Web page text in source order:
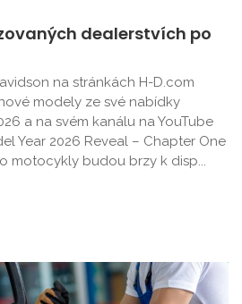
dealerstvích po
na stránkách H-D.com
modely ze své nabídky
a na svém kanálu na YouTube
Year 2026 Reveal – Chapter One
motocykly budou brzy k disp...